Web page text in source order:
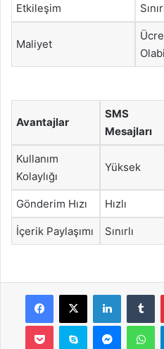
Etkileşim
Maliyet
Avantajlar
SMS
Mesajları
Kullanım
Kolaylığı
Yüksek
Gönderim Hızı Hızlı
İçerik Paylaşımı Sınırlı
Facebook
X LinkedIn
Pocket Skype